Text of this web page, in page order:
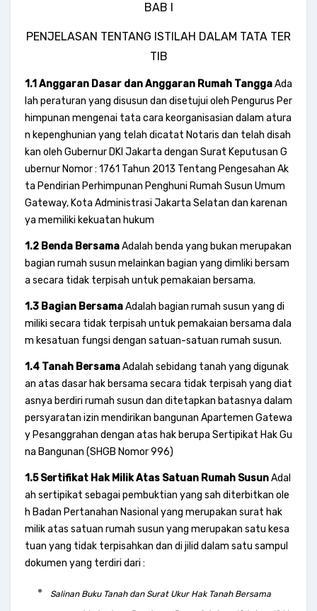
BAB I
PENJELASAN TENTANG ISTILAH DALAM TATA TER
TIB
1.1 Anggaran Dasar dan Anggaran Rumah TanggaAda
lah peraturan yang disusun dan disetujui oleh Pengurus Per
himpunan mengenai tata cara keorganisasian dalam atura
n kepenghunian yang telah dicatat Notaris dan telah disah
kan oleh Gubernur DKI Jakarta dengan Surat Keputusan G
ubernur Nomor : 1761 Tahun 2013 Tentang Pengesahan Ak
ta Pendirian Perhimpunan Penghuni Rumah Susun Umum
Gateway, Kota Administrasi Jakarta Selatan dan karenan
ya memiliki kekuatan hukum
1.2 Benda BersamaAdalah benda yang bukan merupakan
bagian rumah susun melainkan bagian yang dimliki bersam
a secara tidak terpisah untuk pemakaian bersama.
1.3 Bagian BersamaAdalah bagian rumah susun yang di
miliki secara tidak terpisah untuk pemakaian bersama dala
m kesatuan fungsi dengan satuan-satuan rumah susun.
1.4 Tanah BersamaAdalah sebidang tanah yang digunak
an atas dasar hak bersama secara tidak terpisah yang diat
asnya berdiri rumah susun dan ditetapkan batasnya dalam
persyaratan izin mendirikan bangunan Apartemen Gatewa
y Pesanggrahan dengan atas hak berupa Sertipikat Hak Gu
na Bangunan (SHGB Nomor 996)
1.5 Sertifikat Hak Milik Atas Satuan Rumah SusunAdal
ah sertipikat sebagai pembuktian yang sah diterbitkan ole
h Badan Pertanahan Nasional yang merupakan surat hak
milik atas satuan rumah susun yang merupakan satu kesa
tuan yang tidak terpisahkan dan di jilid dalam satu sampul
dokumen yang terdiri dari :
Salinan Buku Tanah dan Surat Ukur Hak Tanah Bersama